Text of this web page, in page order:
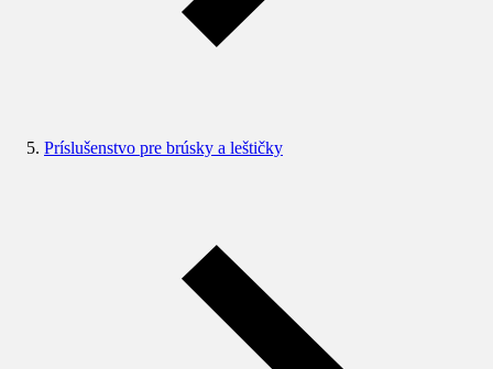
Príslušenstvo pre brúsky a leštičky